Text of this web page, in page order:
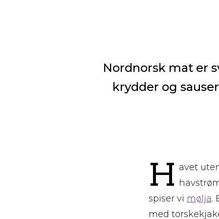
Nordnorsk mat er
krydder og
H avet
spiser vi mølja.
med